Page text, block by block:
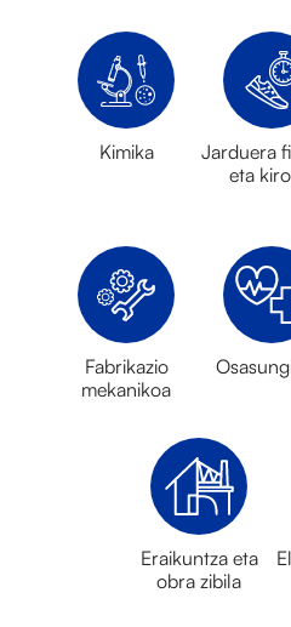
Kimika
Jarduera
eta
Fabrikazio
mekanikoa
Eraikuntza eta
obra zibila